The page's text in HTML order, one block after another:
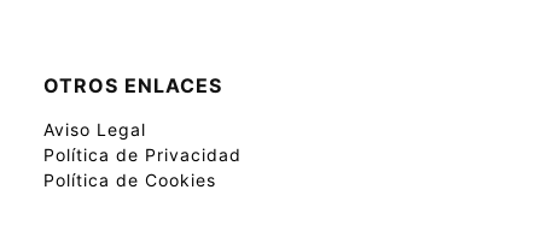
OTROS ENLACES
Aviso Legal
Política de Privacidad
Política de Cookies